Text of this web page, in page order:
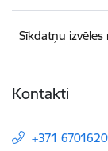
Sīkdatņu izvēles
Kontakti
+371